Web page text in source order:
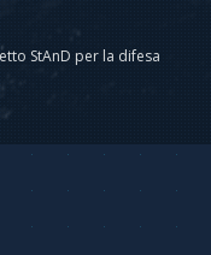
StAnD per la difesa